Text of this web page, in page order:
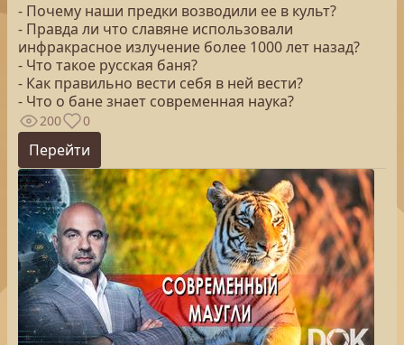
- Почему наши предки возводили ее в культ?
- Правда ли что славяне использовали
инфракрасное излучение более 1000 лет назад?
- Что такое русская баня?
- Как правильно вести себя в ней вести?
- Что о бане знает современная наука?
200 0
Перейти